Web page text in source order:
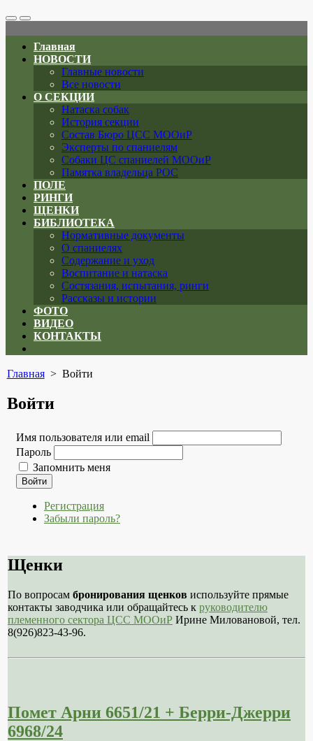
Search
Toggle
Меню
Главная
НОВОСТИ
Главные новости
Все новости
О СЕКЦИИ
Натаска собак
История секции
Состав Бюро ЦСС МООиР
Эксперты по спаниелям
Собаки ЦС спаниелей МООиР
Памятка владельца РОС
ПОЛЕ
РИНГИ
ЩЕНКИ
БИБЛИОТЕКА
Нормативные документы
О спаниелях
Содержание и уход
Воспитание и натаска
Состязания, испытания, ринги
Рассказы и истории
ФОТО
ВИДЕО
КОНТАКТЫ
menu
Главная> Войти
Войти
Имя пользователя или email
Пароль
Запомнить меня
Войти
Регистрация
Забыли пароль?
Щенки
По вопросам бронирования щенков используйте прямые
контакты заводчика или обращайтесь к руководителю
племенного сектора ЦСС МООиР Ирине Миловановой, тел.
8(926)823-43-96.
Помет Арни 6651/21 + Берри-Джерри
6968/24